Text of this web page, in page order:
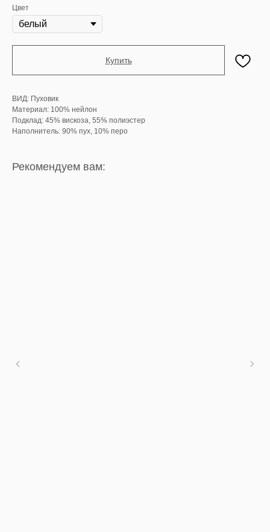
Цвет
Купить
ВИД: Пуховик
Материал: 100% нейлон
Подклад: 45% вискоза, 55% полиэстер
Наполнитель: 90% пух, 10% перо
Рекомендуем вам: